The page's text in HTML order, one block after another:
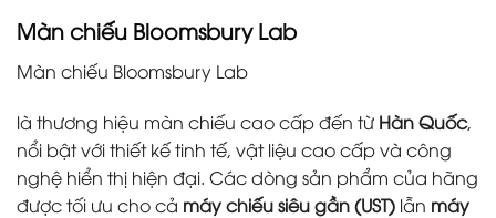
Màn chiếu Bloomsbury Lab
Màn chiếu Bloomsbury Lab
là thương hiệu màn chiếu cao cấp đến từ Hàn Quốc,
nổi bật với thiết kế tinh tế, vật liệu cao cấp và công
nghệ hiển thị hiện đại. Các dòng sản phẩm của hãng
được tối ưu cho cả máy chiếu siêu gần (UST) lẫn máy